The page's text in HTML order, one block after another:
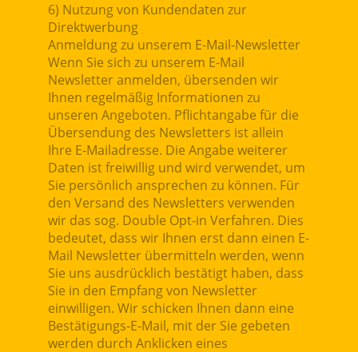
6) Nutzung von Kundendaten zur
Direktwerbung
Anmeldung zu unserem E-Mail-Newsletter
Wenn Sie sich zu unserem E-Mail
Newsletter anmelden, übersenden wir
Ihnen regelmäßig Informationen zu
unseren Angeboten. Pflichtangabe für die
Übersendung des Newsletters ist allein
Ihre E-Mailadresse. Die Angabe weiterer
Daten ist freiwillig und wird verwendet, um
Sie persönlich ansprechen zu können. Für
den Versand des Newsletters verwenden
wir das sog. Double Opt-in Verfahren. Dies
bedeutet, dass wir Ihnen erst dann einen E-
Mail Newsletter übermitteln werden, wenn
Sie uns ausdrücklich bestätigt haben, dass
Sie in den Empfang von Newsletter
einwilligen. Wir schicken Ihnen dann eine
Bestätigungs-E-Mail, mit der Sie gebeten
werden durch Anklicken eines